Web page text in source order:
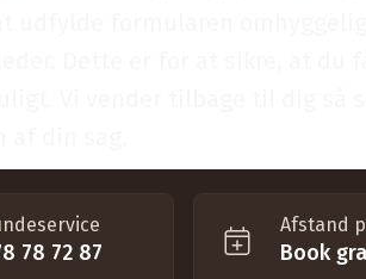
udfylde formularen
78 72 87
Afstand
Book